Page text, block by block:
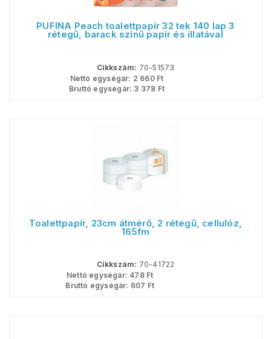
PUFINA Peach toalettpapír 32 tek 140 lap 3
rétegű, barack színű papír és illatával
Cikkszám: 70-51573
Nettó egységár: 2 660Ft
Bruttó egységár: 3 378 Ft
Toalettpapír, 23cm átmérő, 2 rétegű, cellulóz,
165fm
Cikkszám: 70-41722
Nettó egységár: 478Ft
Bruttó egységár: 607 Ft